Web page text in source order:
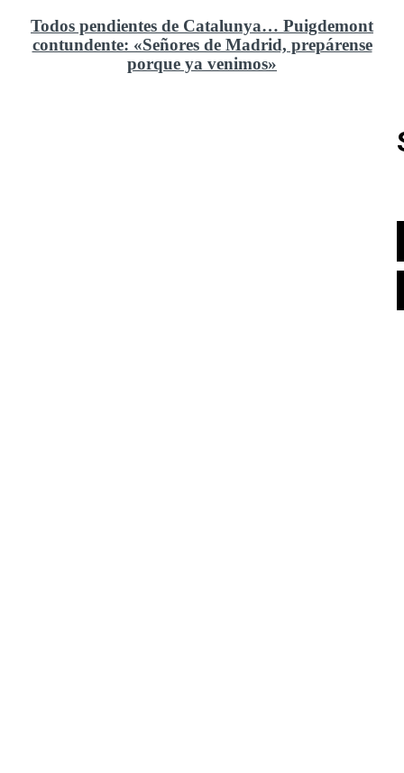
Todos pendientes de Catalunya… Puigdemont
contundente: «Señores de Madrid, prepárense
porque ya venimos»